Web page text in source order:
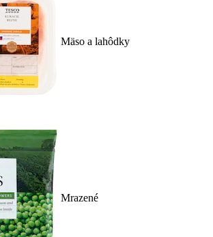
Mäso a lahôdky
Mrazené